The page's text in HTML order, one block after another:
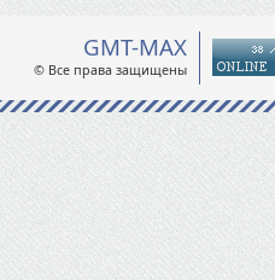
GMT-MAX
© Все права защищены